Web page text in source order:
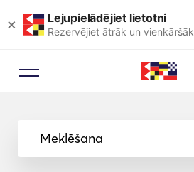
× Lejupielādējiet lietotni
Rezervējiet ātrāk un vienkāršāk
Meklēšana